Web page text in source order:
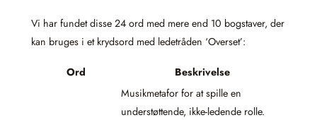
Vi har fundet disse 24 ord med mere end 10 bogstaver, der
kan bruges i et krydsord med ledetråden ‘Overset’:
Ord Beskrivelse
Musikmetafor for at spille en
understøttende, ikke-ledende rolle.